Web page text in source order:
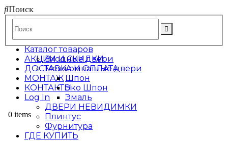
Поиск
АКЦИИ И СКИДКИ
ДОСТАВКА И ОПЛАТА
МОНТАЖ
КОНТАКТЫ
Log In
0 items
Каталог товаров
Входные двери
Межкомнатные двери
Шпон
Эко Шпон
Эмаль
ДВЕРИ НЕВИДИМКИ
Плинтус
Фурнитура
ГДЕ КУПИТЬ